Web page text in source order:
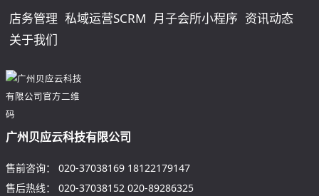
店务管理 私域运营SCRM 月子会所小程序 资讯动态
关于我们
广州贝应云科技有限公司
售前咨询： 020-37038169 18122179147
售后热线：
020-37038152 020-89286325